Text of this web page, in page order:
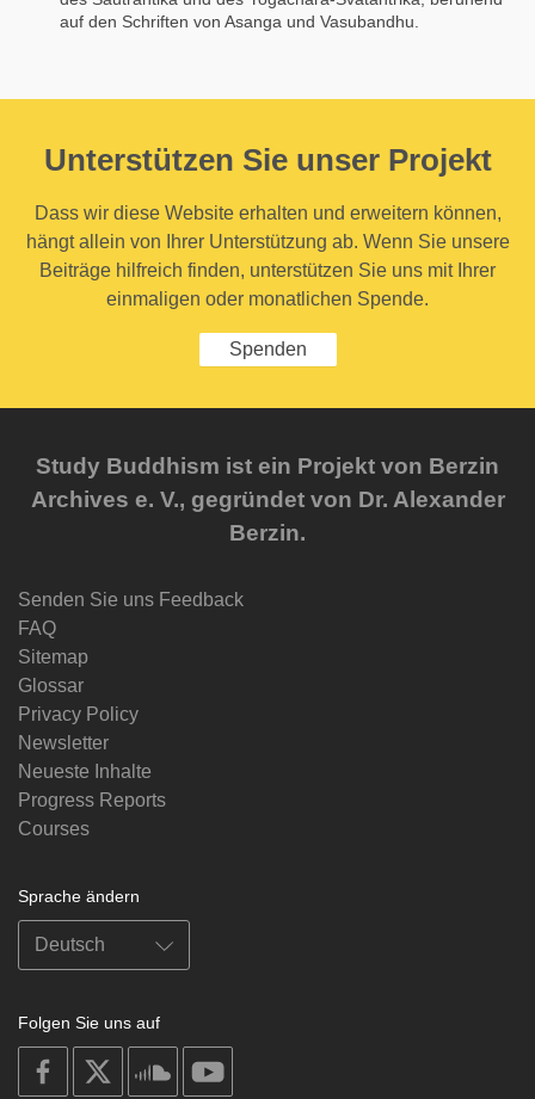
auf den Schriften von Asanga und Vasubandhu.
Unterstützen Sie unser Projekt
Dass wir diese Website erhalten und erweitern können,
hängt allein von Ihrer Unterstützung ab. Wenn Sie unsere
Beiträge hilfreich finden, unterstützen Sie uns mit Ihrer
einmaligen oder monatlichen Spende.
Spenden
Study Buddhism ist ein Projekt von Berzin
Archives e. V., gegründet von Dr. Alexander
Berzin.
Senden Sie uns Feedback
FAQ
Sitemap
Glossar
Privacy Policy
Newsletter
Neueste Inhalte
Progress Reports
Courses
Sprache ändern
Folgen Sie uns auf
on
facebook
soundcloud